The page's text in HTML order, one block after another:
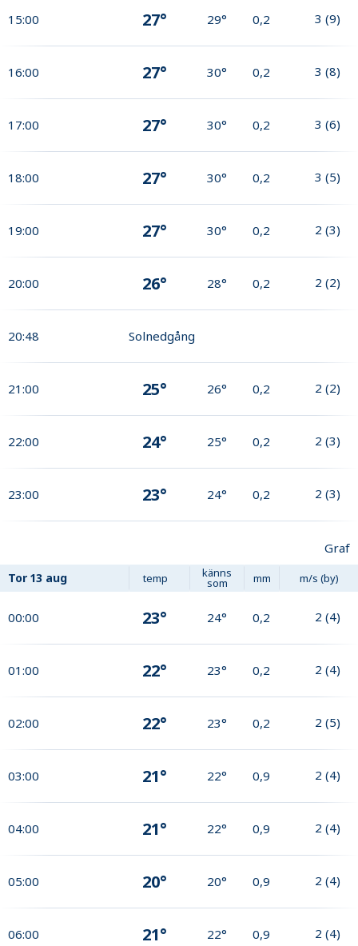
15:00 27° 29° 0,2 3 (9)
16:00 27° 30° 0,2 3 (8)
17:00 27° 30° 0,2 3 (6)
18:00 27° 30° 0,2 3 (5)
19:00 27° 30° 0,2 2 (3)
20:00 26° 28° 0,2 2 (2)
20:48 Solnedgång
21:00 25° 26° 0,2 2 (2)
22:00 24° 25° 0,2 2 (3)
23:00 23° 24° 0,2 2 (3)
Graf
Tor 13 aug temp känns
som mm m/s (by)
00:00 23° 24° 0,2 2 (4)
01:00 22° 23° 0,2 2 (4)
02:00 22° 23° 0,2 2 (5)
03:00 21° 22° 0,9 2 (4)
04:00 21° 22° 0,9 2 (4)
05:00 20° 20° 0,9 2 (4)
06:00 21° 22° 0,9 2 (4)